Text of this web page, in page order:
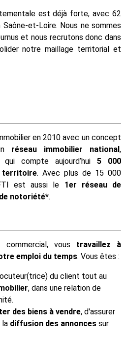
est déjà forte, avec 62
et-Loire. Nous ne sommes
et nous recrutons donc dans
notre maillage territorial et
en 2010 avec un concept
réseau immobilier national,
compte aujourd’hui 5 000
territoire. Avec plus de 15 000
est aussi le 1er réseau de
notoriété*.
vous travaillez à
emploi du temps. Vous êtes :
du client tout au
, dans une relation de
des biens à vendre, d'assurer
diffusion des annonces sur